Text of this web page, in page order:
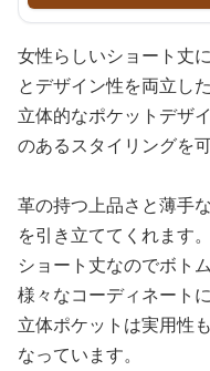
女性らしいショート丈
とデザイン性を両立し
立体的なポケットデザ
のあるスタイリングを
革の持つ上品さと薄手
を引き立ててくれます。
ショート丈なのでボト
様々なコーディネート
立体ポケットは実用性
なっています。